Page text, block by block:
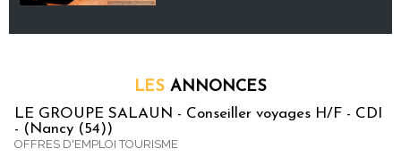
LES ANNONCES
LE GROUPE SALAUN - Conseiller voyages H/F - CDI
- (Nancy (54))
OFFRES D'EMPLOI TOURISME